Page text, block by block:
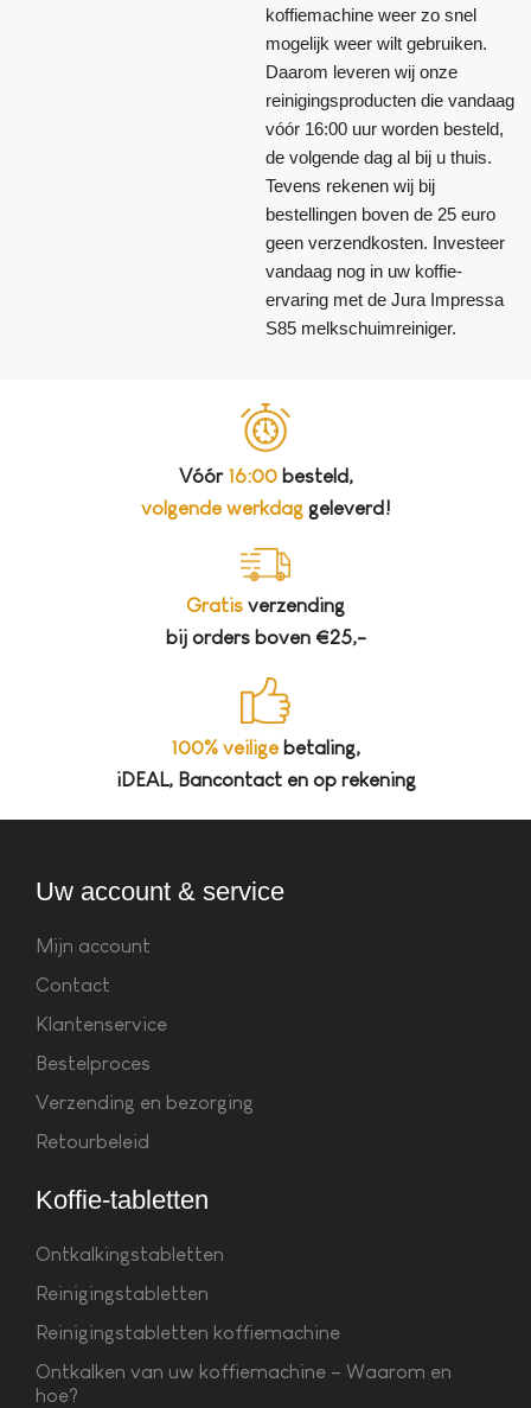
koffiemachine weer zo snel
mogelijk weer wilt gebruiken.
Daarom leveren wij onze
reinigingsproducten die vandaag
vóór 16:00 uur worden besteld,
de volgende dag al bij u thuis.
Tevens rekenen wij bij
bestellingen boven de 25 euro
geen verzendkosten. Investeer
vandaag nog in uw koffie-
ervaring met de Jura Impressa
S85 melkschuimreiniger.
Vóór 16:00besteld,
volgende werkdaggeleverd!
Gratis verzending
bij orders boven €25,-
100% veiligebetaling,
iDEAL, Bancontact en op rekening
Uw account & service
Mijn account
Contact
Klantenservice
Bestelproces
Verzending en bezorging
Retourbeleid
Koffie-tabletten
Ontkalkingstabletten
Reinigingstabletten
Reinigingstabletten koffiemachine
Ontkalken van uw koffiemachine – Waarom en
hoe?